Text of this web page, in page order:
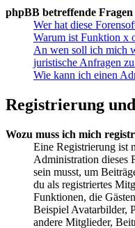
phpBB betreffende Fragen
Wer hat diese
Warum ist Funktion x
An wen soll ich mich
juristische Anfragen
Wie kann ich einen
Registrierung
Wozu muss ich mich
Eine Registrierung ist
Administration dieses
sein musst, um
du als registriertes
Funktionen, die
Beispiel Avatarbilder,
andere Mitglieder,